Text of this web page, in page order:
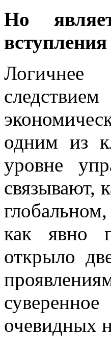
Но
Логичнее
одним из
уровне
связывают,
как явно
открыло
очевидных